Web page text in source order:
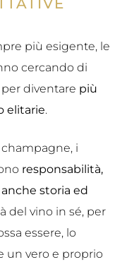
più esigente, le
cercando di
diventare più
elitarie.
i
responsabilità,
storia ed
del vino in sé, per
essere, lo
un vero e proprio